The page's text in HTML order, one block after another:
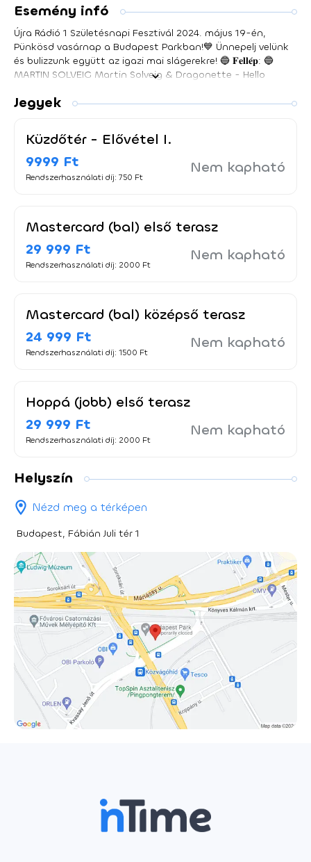
Esemény infó
Újra Rádió 1 Születésnapi Fesztivál 2024. május 19-én,
Pünkösd vasárnap a Budapest Parkban!💙 Ünnepelj velünk
és bulizzunk együtt az igazi mai slágerekre! 🔵 𝐅𝐞𝐥𝐥𝐞́𝐩: 🔵
MARTIN SOLVEIG Martin Solveig & Dragonette - Hello
CORY Joel Corry x MNEK - Head & Heart
Machine - Paradise https://www.youtube.com/watch?
v=Z_pqhk1DrqY Adam Ajkay Antonyo Bricklake Chrstphr
Cooky Disco*s Hit Jauri Joerjunior Lotfi Begi Loving Arms
Metzker Viktória Newik Pullmaxx Purebeat Regán Lili
Jegyek
Küzdőtér - Elővétel I.
9999 Ft
Rendszerhasználati díj: 750 Ft
Nem kapható
Mastercard (bal) első terasz
29 999 Ft
Rendszerhasználati díj: 2000 Ft
Nem kapható
Mastercard (bal) középső terasz
24 999 Ft
Rendszerhasználati díj: 1500 Ft
Nem kapható
Hoppá (jobb) első terasz
29 999 Ft
Rendszerhasználati díj: 2000 Ft
Nem kapható
Helyszín
Nézd meg a térképen
Budapest, Fábián Juli tér 1